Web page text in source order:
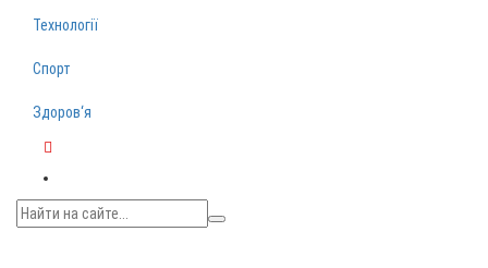
Технології
Спорт
Здоров‘я